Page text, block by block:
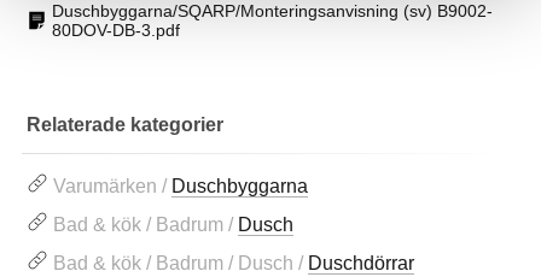
Duschbyggarna/SQARP/Monteringsanvisning (sv) B9002-
80DOV-DB-3.pdf
Relaterade kategorier
Varumärken / Duschbyggarna
Bad & kök / Badrum / Dusch
Bad & kök / Badrum / Dusch / Duschdörrar